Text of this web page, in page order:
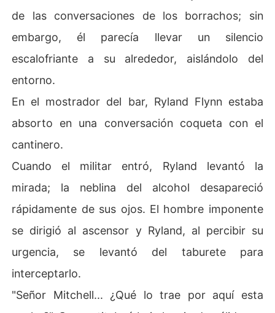
de las conversaciones de los borrachos; sin
embargo, él parecía llevar un silencio
escalofriante a su alrededor, aislándolo del
entorno.
En el mostrador del bar, Ryland Flynn estaba
absorto en una conversación coqueta con el
cantinero.
Cuando el militar entró, Ryland levantó la
mirada; la neblina del alcohol desapareció
rápidamente de sus ojos. El hombre imponente
se dirigió al ascensor y Ryland, al percibir su
urgencia, se levantó del taburete para
interceptarlo.
"Señor Mitchell... ¿Qué lo trae por aquí esta